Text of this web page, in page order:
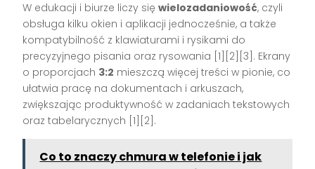
W edukacji i biurze liczy sięwielozadaniowość, czyli
obsługa kilku okien i aplikacji jednocześnie, a także
kompatybilność z klawiaturami i rysikami do
precyzyjnego pisania oraz rysowania [1][2][3]. Ekrany
o proporcjach 3:2 mieszczą więcej treści w pionie, co
ułatwia pracę na dokumentach i arkuszach,
zwiększając produktywność w zadaniach tekstowych
oraz tabelarycznych [1][2].
Co to znaczy chmura w telefonie i jak